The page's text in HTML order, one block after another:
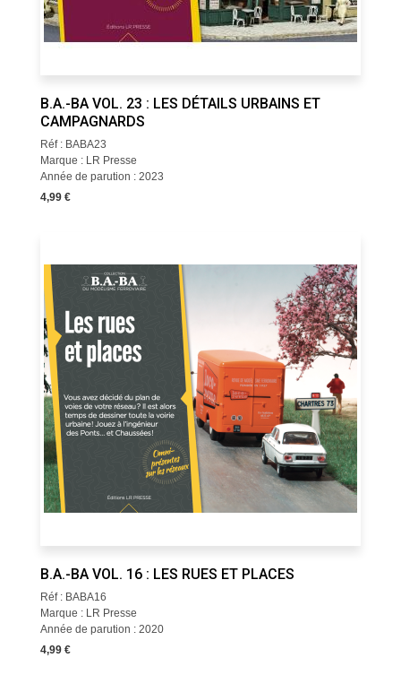
B.A.-BA VOL. 23 : LES DÉTAILS URBAINS ET
CAMPAGNARDS
Réf : BABA23
Marque : LR Presse
Année de parution : 2023
4,99 €
B.A.-BA VOL. 16 : LES RUES ET PLACES
Réf : BABA16
Marque : LR Presse
Année de parution : 2020
4,99 €